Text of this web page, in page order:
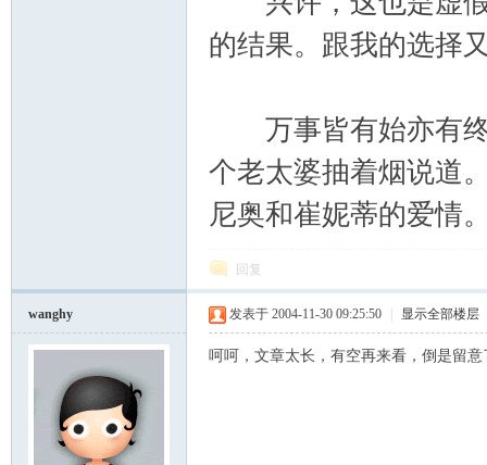
的结果。跟我的选择
万事皆有始亦有终
个老太婆抽着烟说道
尼奥和崔妮蒂的爱情
回复
wanghy 发表于 2004-11-30 09:25:50 显示全部楼层
呵呵，文章太长，有空再来看，倒是留